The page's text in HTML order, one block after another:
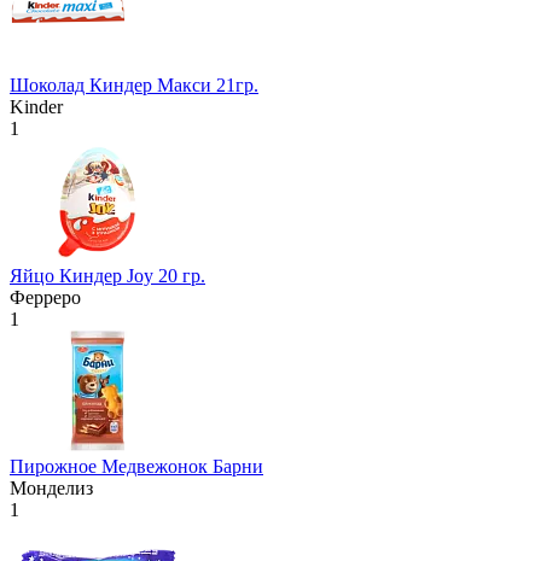
Шоколад Киндер Макси 21гр.
Kinder
1
Яйцо Киндер Joy 20 гр.
Ферреро
1
Пирожное Медвежонок Барни
Монделиз
1